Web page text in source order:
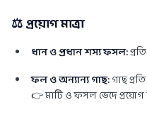
⚖️ প্রয়োগ মাত্রা
ধান ও প্রধান শস্য ফসল:
ফল ও অন্যান্য গাছ:গাছ
👉 মাটি ও ফসল ভেদে প্রয়োগ